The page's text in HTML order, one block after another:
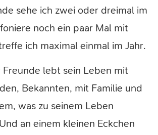
sehe ich zwei oder dreimal im
noch ein paar Mal mit
ich maximal einmal im Jahr.
Freunde lebt sein Leben mit
Bekannten, mit Familie und
was zu seinem Leben
an einem kleinen Eckchen